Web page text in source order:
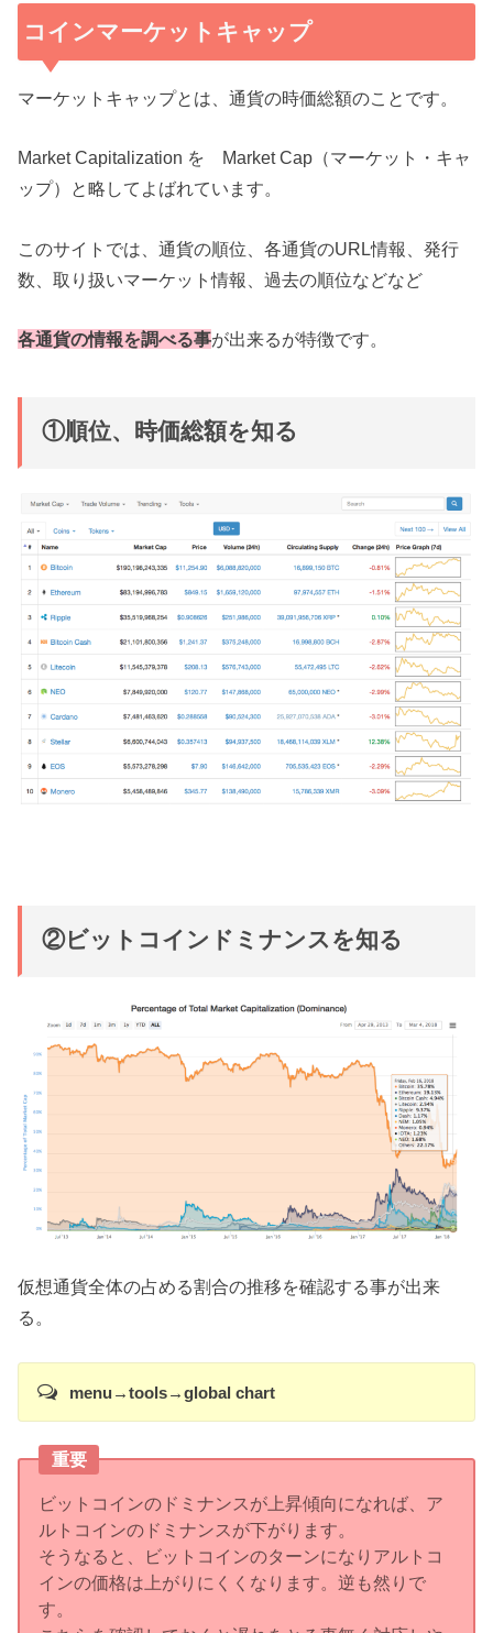
コインマーケットキャップ
マーケットキャップとは、通貨の時価総額のことです。
Market Capitalization を Market Cap（マーケット・キャ
ップ）と略してよばれています。
このサイトでは、通貨の順位、各通貨のURL情報、発行
数、取り扱いマーケット情報、過去の順位などなど
各通貨の情報を調べる事が出来るが特徴です。
①順位、時価総額を知る
②ビットコインドミナンスを知る
仮想通貨全体の占める割合の推移を確認する事が出来
る。
menu→tools→global chart
重要
ビットコインのドミナンスが上昇傾向になれば、ア
ルトコインのドミナンスが下がります。
そうなると、ビットコインのターンになりアルトコ
インの価格は上がりにくくなります。逆も然りで
す。